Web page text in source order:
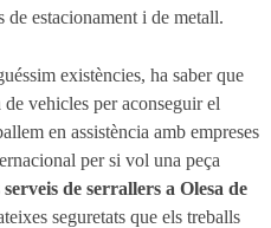
de estacionament i de metall.
existències, ha saber que
vehicles per aconseguir el
en assistència amb empreses
per si vol una peça
serveis de serrallers a Olesa de
seguretats que els treballs